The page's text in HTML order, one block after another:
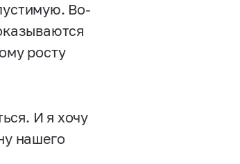
Во-
росту
И я хочу
нашего